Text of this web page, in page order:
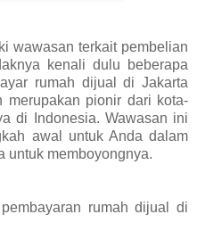
wawasan terkait pembelian
kenali dulu beberapa
rumah dijual di Jakarta
merupakan pionir dari kota-
di Indonesia. Wawasan ini
awal untuk Anda dalam
untuk memboyongnya.
rumah dijual di